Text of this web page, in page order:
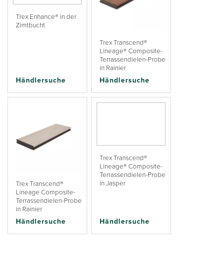
Trex Enhance® in der
Zimtbucht
Händlersuche
Trex Transcend®
Lineage® Composite-
Terrassendielen-Probe
in Rainier
Händlersuche
Trex Transcend®
Lineage Composite-
Terrassendielen-Probe
in Rainier
Händlersuche
Trex Transcend®
Lineage® Composite-
Terrassendielen-Probe
in Jasper
Händlersuche